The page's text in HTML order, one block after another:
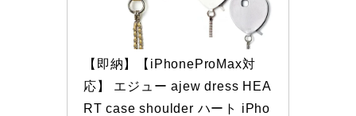
【即納】【iPhoneProMax対
応】 エジュー ajew dress HEA
RT case shoulder ハート iPho